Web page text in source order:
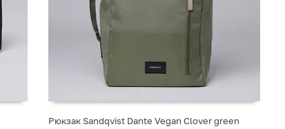
Рюкзак Sandqvist Dante Vegan Clover green